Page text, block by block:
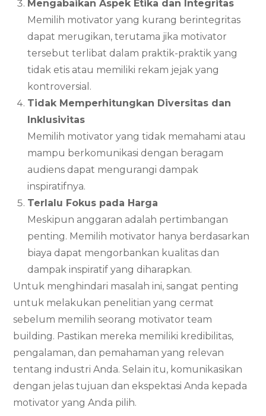
Mengabaikan Aspek Etika dan Integritas
Memilih motivator yang kurang berintegritas
dapat merugikan, terutama jika motivator
tersebut terlibat dalam praktik-praktik yang
tidak etis atau memiliki rekam jejak yang
kontroversial.
Tidak Memperhitungkan Diversitas dan
Inklusivitas
Memilih motivator yang tidak memahami atau
mampu berkomunikasi dengan beragam
audiens dapat mengurangi dampak
inspiratifnya.
Terlalu Fokus pada Harga
Meskipun anggaran adalah pertimbangan
penting. Memilih motivator hanya berdasarkan
biaya dapat mengorbankan kualitas dan
dampak inspiratif yang diharapkan.
Untuk menghindari masalah ini, sangat penting
untuk melakukan penelitian yang cermat
sebelum memilih seorang motivator team
building. Pastikan mereka memiliki kredibilitas,
pengalaman, dan pemahaman yang relevan
tentang industri Anda. Selain itu, komunikasikan
dengan jelas tujuan dan ekspektasi Anda kepada
motivator yang Anda pilih.